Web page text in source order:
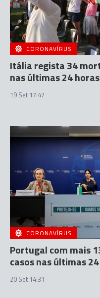
CORONAVÍRUS
Itália regista 34
nas últimas 24 horas
19 Set 17:47
CORONAVÍRUS
Portugal com mais
casos nas últimas
20 Set 14:31